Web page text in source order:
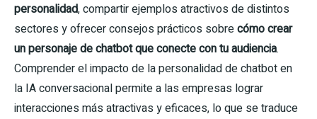
personalidad, compartir ejemplos atractivos de distintos
sectores y ofrecer consejos prácticos sobrecómo crear
un personaje de chatbot que conecte con tu audiencia.
Comprender el impacto de la personalidad de chatbot en
la IA conversacional permite a las empresas lograr
interacciones más atractivas y eficaces, lo que se traduce